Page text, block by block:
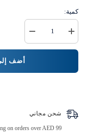
كمية:
كمية
{{
المنتج
زيادة
كمية
وعاء
أضف
شحن مجاني
on orders over AED 99